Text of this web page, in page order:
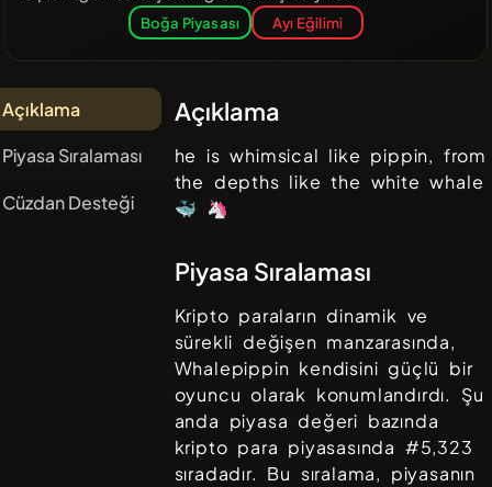
Boğa Piyasası Ayı Eğilimi
Açıklama
Piyasa Sıralaması
Cüzdan Desteği
Açıklama
he is whimsical like pippin, from
the depths like the white whale
🐳 🦄
Piyasa Sıralaması
Kripto paraların dinamik ve
sürekli değişen manzarasında,
Whalepippin kendisini güçlü bir
oyuncu olarak konumlandırdı. Şu
anda piyasa değeri bazında
kripto para piyasasında #5,323
sıradadır. Bu sıralama, piyasanın